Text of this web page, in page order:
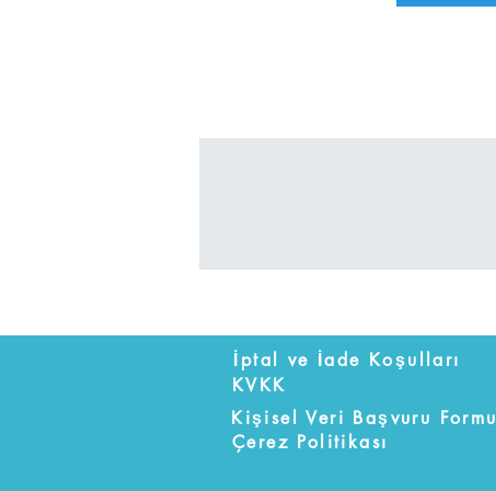
İptal ve İade Koşulları
KVKK
Kişisel Veri Başvuru Formu
Çerez Politikası